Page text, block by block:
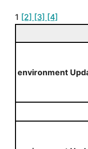
1 [2] [3] [4]
environment